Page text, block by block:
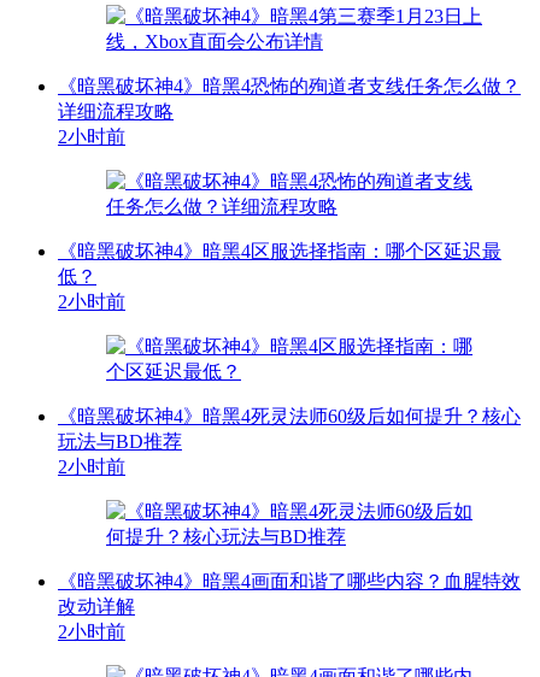
《暗黑破坏神4》暗黑4恐怖的殉道者支线任务怎么做？
详细流程攻略
2小时前
《暗黑破坏神4》暗黑4区服选择指南：哪个区延迟最
低？
2小时前
《暗黑破坏神4》暗黑4死灵法师60级后如何提升？核心
玩法与BD推荐
2小时前
《暗黑破坏神4》暗黑4画面和谐了哪些内容？血腥特效
改动详解
2小时前